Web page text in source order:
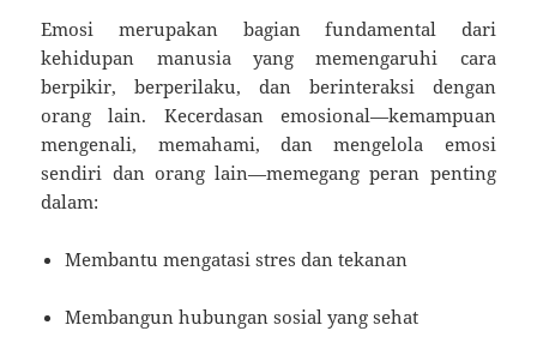
Emosi merupakan bagian fundamental dari
kehidupan manusia yang memengaruhi cara
berpikir, berperilaku, dan berinteraksi dengan
orang lain. Kecerdasan emosional—kemampuan
mengenali, memahami, dan mengelola emosi
sendiri dan orang lain—memegang peran penting
dalam:
Membantu mengatasi stres dan tekanan
Membangun hubungan sosial yang sehat